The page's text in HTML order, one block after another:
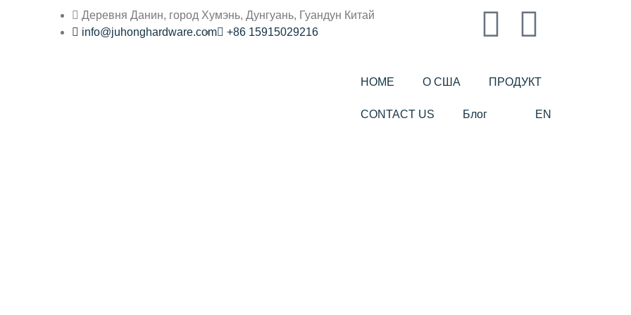
Деревня Данин, город Хумэнь, Дунгуань, Гуандун Китай
info@juhonghardware.com
+86 15915029216
HOME О США ПРОДУКТ
CONTACT US Блог EN